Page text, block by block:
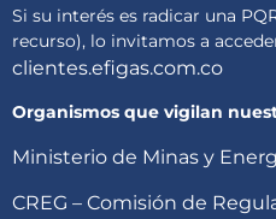
Si su interés es radicar una
recurso), lo invitamos a
clientes.efigas.com.co
Organismos que vigilan
Ministerio de Minas y
CREG – Comisión de